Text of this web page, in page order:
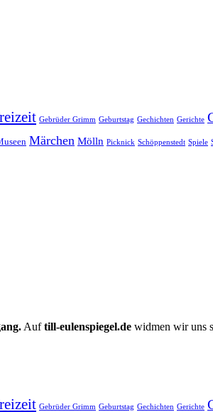
Gebrüder Grimm Geburtstag Gechichten Gerichte
Märchen Mölln Picknick Schöppenstedt Spiele
Auftill-eulenspiegel.de widmen wir uns
Gebrüder Grimm Geburtstag Gechichten Gerichte